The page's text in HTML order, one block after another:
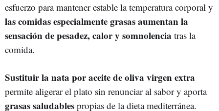
esfuerzo para mantener estable la temperatura corporal y
las comidas especialmente grasas aumentan la
sensación de pesadez, calor y somnolencia tras la
comida.
Sustituir la nata por aceite de oliva virgen extra
permite aligerar el plato sin renunciar al sabor y aporta
grasas saludables propias de la dieta mediterránea.